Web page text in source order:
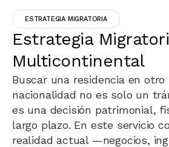
ESTRATEGIA MIGRATORIA
Estrategia
Multicontinental
Buscar una residencia en
nacionalidad no es solo un
es una decisión patrimonial,
largo plazo. En este servicio
realidad actual —negocios,